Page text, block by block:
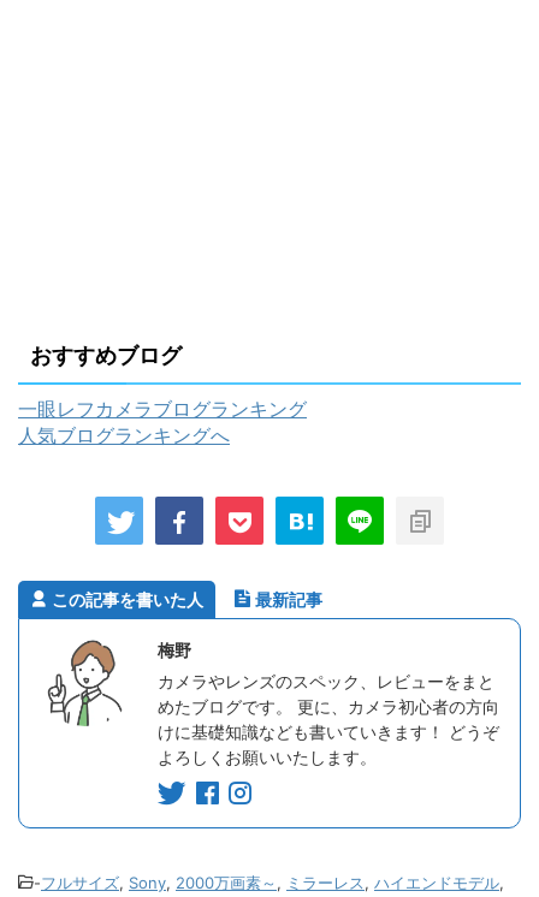
おすすめブログ
一眼レフカメラブログランキング
人気ブログランキングへ
この記事を書いた人 最新記事
梅野
カメラやレンズのスペック、レビューをまと
めたブログです。 更に、カメラ初心者の方向
けに基礎知識なども書いていきます！ どうぞ
よろしくお願いいたします。
-フルサイズ, Sony, 2000万画素～ , ミラーレス, ハイエンドモデル,